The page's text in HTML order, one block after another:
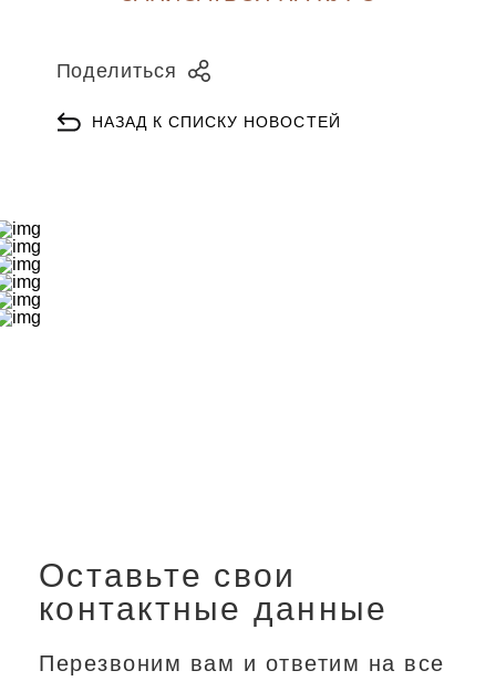
Поделиться
НАЗАД К СПИСКУ НОВОСТЕЙ
Оставьте свои
контактные данные
Перезвоним вам и ответим на все